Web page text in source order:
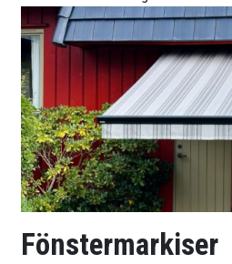
Fönstermarkiser